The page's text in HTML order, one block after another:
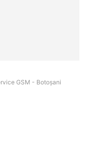
GSM - Botoşani